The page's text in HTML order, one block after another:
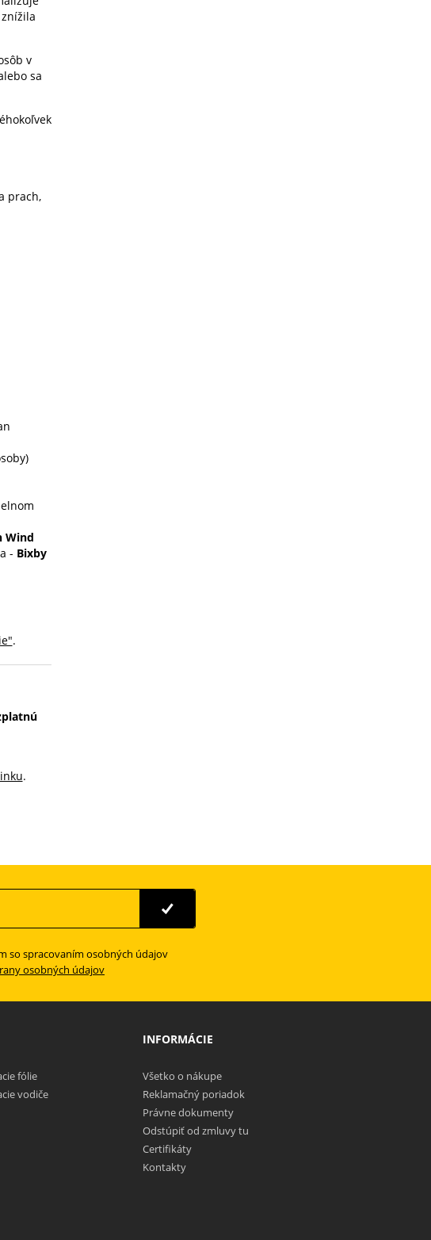
v
sa
prach,
Wind
- Bixby
.
.
so spracovaním osobných údajov
osobných údajov
fólie
vodiče
INFORMÁCIE
Všetko o nákupe
Reklamačný poriadok
Právne dokumenty
Odstúpiť od zmluvy tu
Certifikáty
Kontakty